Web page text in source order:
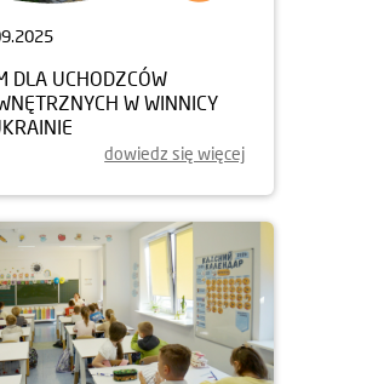
DLA UCHODZCÓW
W WINNICY
dowiedz się więcej